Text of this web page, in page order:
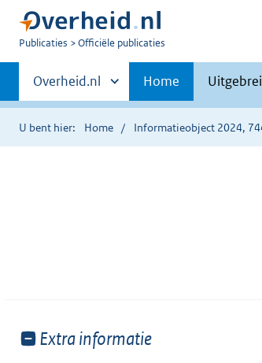
U
Publicaties Officiële publicaties
Primaire
navigatie
Andere
sites
binnen
Overheid.nl Home
U bent hier: Home Informatieobject 2024,
Toon
Extra informatie